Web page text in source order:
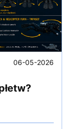
06-05-2026